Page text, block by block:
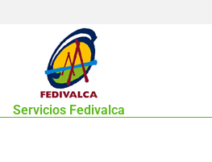
Servicios Fedivalca